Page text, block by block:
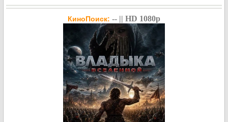
КиноПоиск: -- || HD 1080p